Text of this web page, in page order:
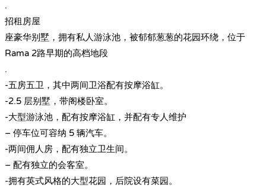
.
招租房屋
座豪华别墅，拥有私人游泳池，被郁郁葱葱的花园环绕，位于
Rama 2路早期的高档地段
.
-五房五卫，其中两间卫浴配有按摩浴缸。
-2.5 层别墅，带阁楼卧室。
-大型游泳池，配有按摩浴缸，并配有专人维护
– 停车位可容纳 5 辆汽车。
-两间佣人房，配有独立卫生间。
– 配有独立的会客室。
-拥有英式风格的大型花园，后院设有菜园。